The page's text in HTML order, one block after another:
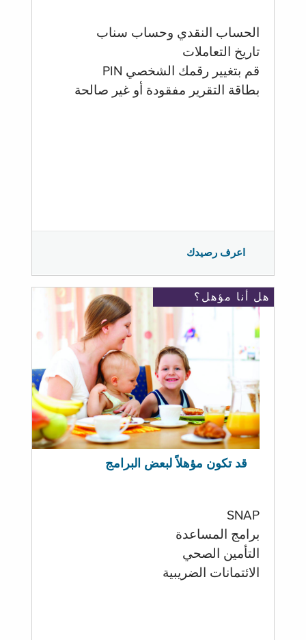
الحساب النقدي وحساب سناب
تاريخ التعاملات
قم بتغيير رقمك الشخصي PIN
بطاقة التقرير مفقودة أو غير صالحة
اعرف رصيدك
هل أنا مؤهل؟
قد تكون مؤهلاً لبعض البرامج
SNAP
برامج المساعدة
التأمين الصحي
الائتمانات الضريبية